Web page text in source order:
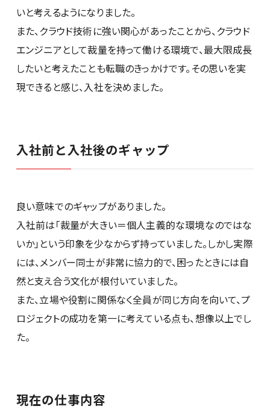
いと考えるようになりました。
また、クラウド技術に強い関心があったことから、クラウド
エンジニアとして裁量を持って働ける環境で、最大限成長
したいと考えたことも転職のきっかけです。その思いを実
現できると感じ、入社を決めました。
入社前と入社後のギャップ
良い意味でのギャップがありました。
入社前は「裁量が大きい＝個人主義的な環境なのではな
いか」という印象を少なからず持っていました。しかし実際
には、メンバー同士が非常に協力的で、困ったときには自
然と支え合う文化が根付いていました。
また、立場や役割に関係なく全員が同じ方向を向いて、プ
ロジェクトの成功を第一に考えている点も、想像以上でし
た。
現在の仕事内容